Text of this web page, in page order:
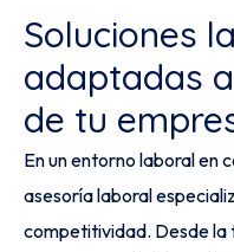
Soluciones
adaptadas
de tu
En un entorno laboral en
asesoría laboral
competitividad. Desde la